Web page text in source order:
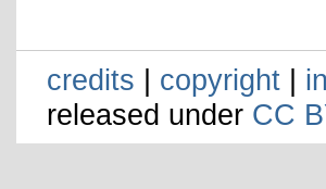
credits | copyright |
released under CC